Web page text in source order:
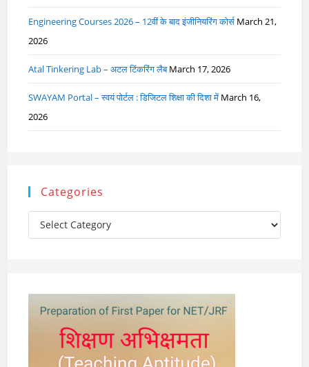
Engineering Courses 2026 – 12वीं के बाद इंजीनियरिंग कोर्स March 21,
2026
Atal Tinkering Lab – अटल टिंकरिंग लैब March 17, 2026
SWAYAM Portal – स्वयं पोर्टल : डिजिटल शिक्षा की दिशा में March 16,
2026
Categories
Categories